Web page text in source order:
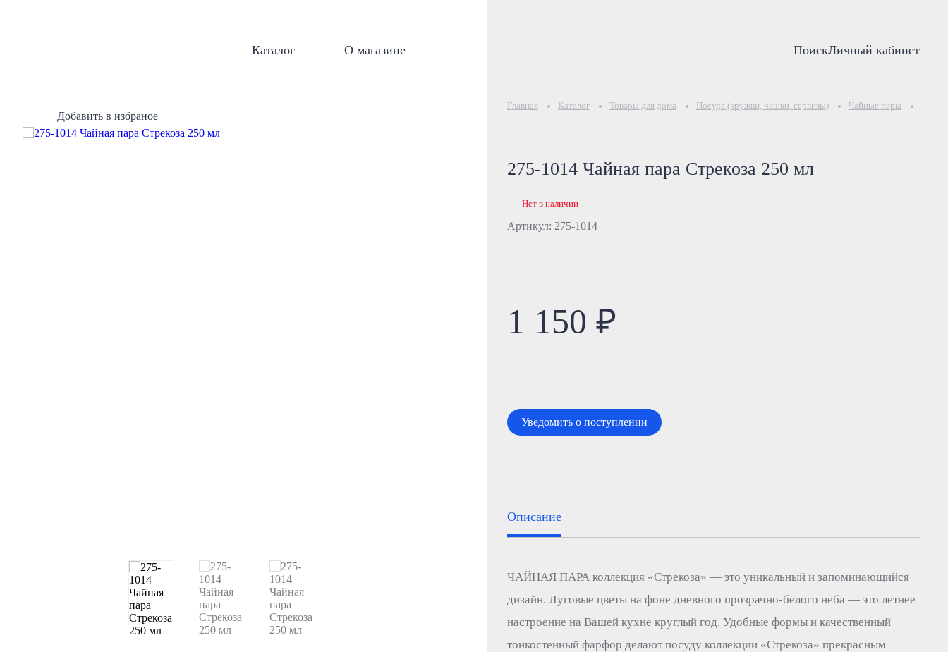
Каталог О магазине ПоискЛичный кабинет
Добавить в избраное
Главная Каталог Товары для дома Посуда (кружки, чашки, сервизы) Чайные пары
275-1014 Чайная пара Стрекоза 250 мл
Артикул: 275-1014
Нет в наличии
1 150 ₽
Уведомить о поступлении
Описание
ЧАЙНАЯ ПАРА коллекция «Стрекоза» — это уникальный и запоминающийся
дизайн. Луговые цветы на фоне дневного прозрачно-белого неба — это летнее
настроение на Вашей кухне круглый год. Удобные формы и качественный
тонкостенный фарфор делают посуду коллекции «Стрекоза» прекрасным